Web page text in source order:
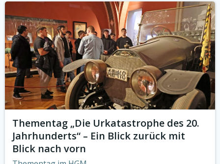
Thementag „Die Urkatastrophe des 20.
Jahrhunderts“ – Ein Blick zurück mit
Blick nach vorn